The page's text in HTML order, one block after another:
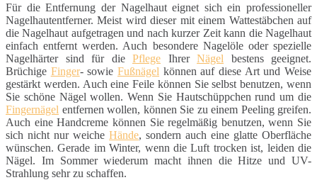
Für die Entfernung der Nagelhaut eignet sich ein professioneller
Nagelhautentferner. Meist wird dieser mit einem Wattestäbchen auf
die Nagelhaut aufgetragen und nach kurzer Zeit kann die Nagelhaut
einfach entfernt werden. Auch besondere Nagelöle oder spezielle
Nagelhärter sind für die Pflege Ihrer Nägel bestens geeignet.
Brüchige Finger- sowieFußnägel können auf diese Art und Weise
gestärkt werden. Auch eine Feile können Sie selbst benutzen, wenn
Sie schöne Nägel wollen. Wenn Sie Hautschüppchen rund um die
Fingernägel entfernen wollen, können Sie zu einem Peeling greifen.
Auch eine Handcreme können Sie regelmäßig benutzen, wenn Sie
sich nicht nur weiche Hände, sondern auch eine glatte Oberfläche
wünschen. Gerade im Winter, wenn die Luft trocken ist, leiden die
Nägel. Im Sommer wiederum macht ihnen die Hitze und UV-
Strahlung sehr zu schaffen.